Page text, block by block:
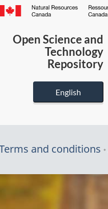
Open Science and
Technology
Repository
English
and conditions